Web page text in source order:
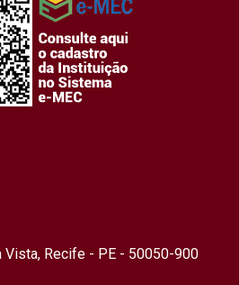
Vista, Recife - PE - 50050-900